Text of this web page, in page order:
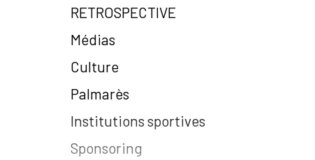
RETROSPECTIVE
Médias
Culture
Palmarès
Institutions sportives
Sponsoring